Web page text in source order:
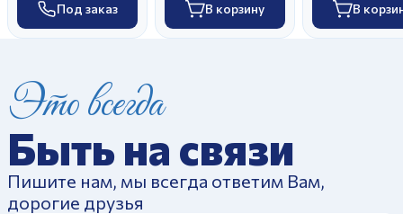
Под заказ В корзину В
Это всегда
Быть на связи
Пишите нам, мы всегда ответим Вам,
дорогие друзья